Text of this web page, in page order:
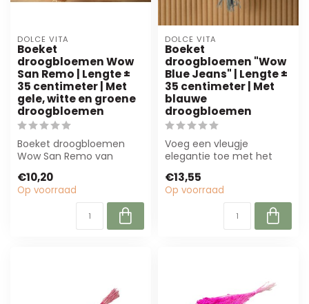
DOLCE VITA
Boeket
droogbloemen Wow
San Remo | Lengte ±
35 centimeter | Met
gele, witte en groene
droogbloemen
Boeket droogbloemen
Wow San Remo van
35 cm hoog boeket...
€10,20
Op voorraad
DOLCE VITA
Boeket
droogbloemen "Wow
Blue Jeans" | Lengte ±
35 centimeter | Met
blauwe
droogbloemen
Voeg een vleugje
elegantie toe met het
Wow Blue Jeans. Perfe...
€13,55
Op voorraad